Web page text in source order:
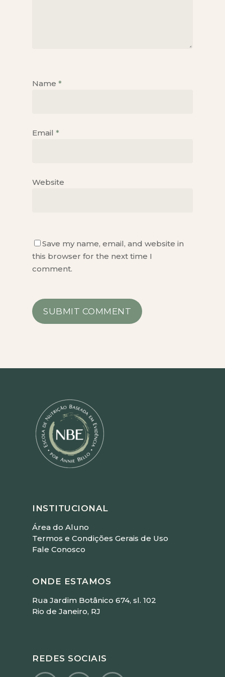
Name *
Email *
Website
Save my name, email, and website in
this browser for the next time I
comment.
INSTITUCIONAL
Área do Aluno
Termos e Condições Gerais de Uso
Fale Conosco
ONDE ESTAMOS
Rua Jardim Botânico 674, sl. 102
Rio de Janeiro, RJ
REDES SOCIAIS